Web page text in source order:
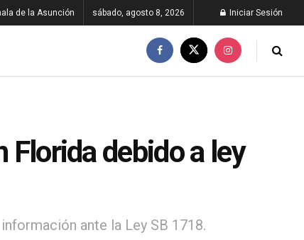
de la Asunción sábado, agosto 8, 2026 Iniciar Sesión
Florida debido a ley
ante la Ley SB 1718.